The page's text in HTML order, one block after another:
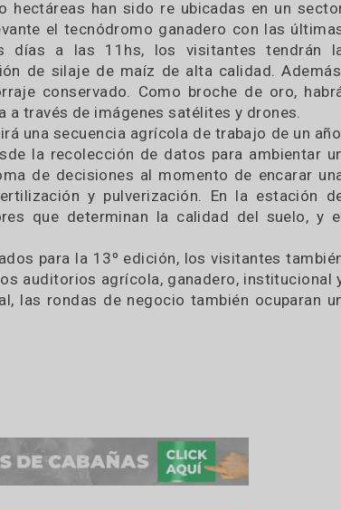
lo
y
ser el
y
De
solo
hectáreas han sido re ubicadas
relevante el tecnódromo ganadero con
los días a las 11hs, los visitantes
de silaje de maíz de alta
forraje conservado. Como broche de
a través de imágenes satélites y
una secuencia agrícola de trabajo
desde la recolección de datos para
de fertilización y pulverización. En la
que determinan la calidad del
Cerrando en:2